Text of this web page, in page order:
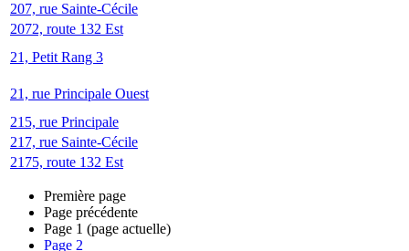
207, rue Sainte-Cécile
2072, route 132 Est
21, Petit Rang 3
21, rue Principale Ouest
215, rue Principale
217, rue Sainte-Cécile
2175, route 132 Est
Première page
Page précédente
Page 1 (page actuelle)
Page 2